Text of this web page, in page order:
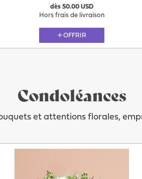
dès 50.00 USD
Hors frais de livraison
OFFRIR
Condoléances
et attentions florales,